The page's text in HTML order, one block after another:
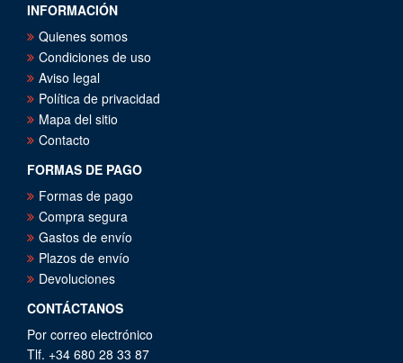
INFORMACIÓN
Quienes somos
Condiciones de uso
Aviso legal
Política de privacidad
Mapa del sitio
Contacto
FORMAS DE PAGO
Formas de pago
Compra segura
Gastos de envío
Plazos de envío
Devoluciones
CONTÁCTANOS
Por correo electrónico
Tlf. +34 680 28 33 87